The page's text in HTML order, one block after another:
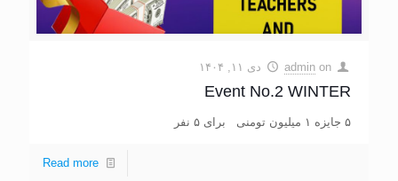
admin on دی ۱۱, ۱۴۰۴
Event No.2 WINTER
۵ جایزه ۱ میلیون تومنی برای ۵ نفر
Read more